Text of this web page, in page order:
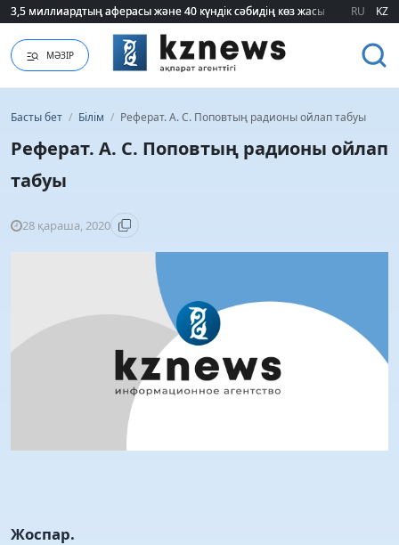
75 мың білім гранты кімдерге бұйырады?
RU KZ
МӘЗІР
Басты бет / Білім / Реферат. А. С. Поповтың радионы ойлап табуы
Реферат. А. С. Поповтың радионы ойлап
табуы
28 қараша, 2020
Жоспар.